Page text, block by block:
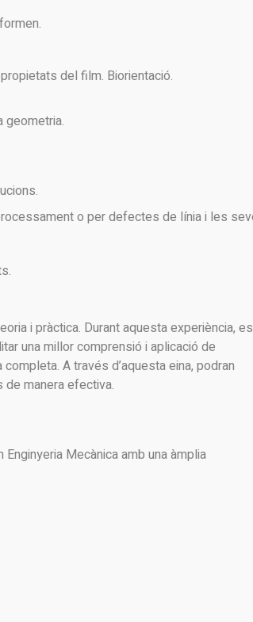
del film. Biorientació.
geometria.
o per defectes de línia i les
i pràctica. Durant aquesta experiència, es
una millor comprensió i aplicació de
A través d’aquesta eina, podran
manera efectiva.
Mecànica amb una àmplia